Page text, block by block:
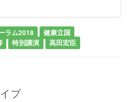
ラム2018
健康立国
特別講演 高田宏臣
ブ